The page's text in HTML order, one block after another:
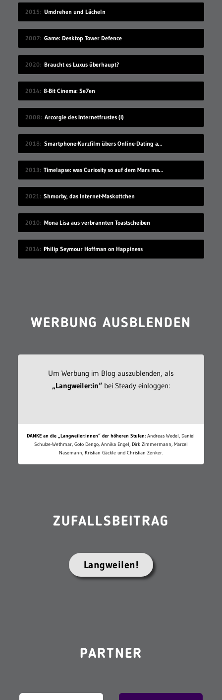
2015 Umdrehen und Lächeln
2007 Game: Desktop Tower Defence
2020 Braucht es Luxus überhaupt?
2014 8-Bit Cinema: Se7en
2008 Arcorgie des Internetfrustes (I)
2018 Smartphone-Kurzfilm übers Online-Dating auf Zugreise
2013 Timelapse: was Curiosity so auf dem Mars macht
2021 Shmorby, das Internet-Maskottchen
2010 Mona Lisa aus verbrannten Toastscheiben
2014 Philip Seymour Hoffman on Happiness
WERBUNG AUSBLENDEN
Um Werbung im Blog auszublenden, als
„Langweiler:in“bei Steady einloggen:
DANKE an die „Langweiler:innen“ der höheren Stufen: Andreas Wedel, Daniel
Schulze-Wethmar, Goto Dengo, Annika Engel, Dirk Zimmermann, Marcel
Nasemann, Kristian Gäckle und Christian Zenker.
ZUFALLSBEITRAG
Langweilen!
PARTNER